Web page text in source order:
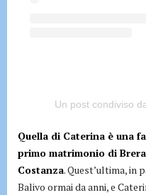
Un post condiviso
Quella di Caterina è una
primo matrimonio di
Costanza. Quest’ultima, in
Balivo ormai da anni, e